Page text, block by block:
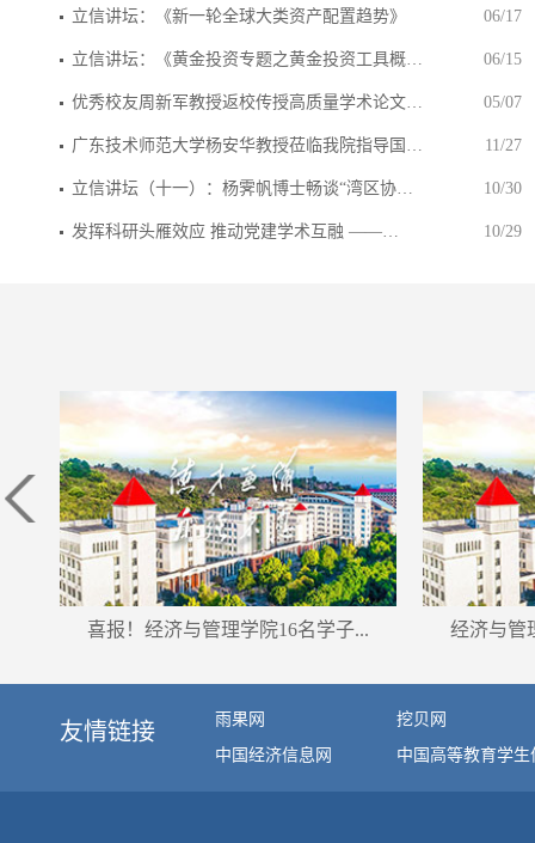
立信讲坛：《新一轮全球大类资产配置趋势》 06/17
立信讲坛：《黄金投资专题之黄金投资工具概… 06/15
优秀校友周新军教授返校传授高质量学术论文… 05/07
广东技术师范大学杨安华教授莅临我院指导国… 11/27
立信讲坛（十一）：杨霁帆博士畅谈“湾区协… 10/30
发挥科研头雁效应 推动党建学术互融 ——… 10/29
喜报！经济与管理学院16名学子... 经济与管
友情链接 雨果网
挖贝网
中国经济信息网
中国高等教育学生